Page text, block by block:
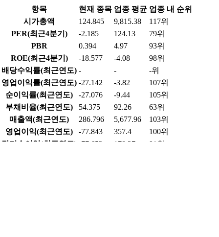
2026-07-14 1,852
0.00%
2026-07-13 1,961
0.00%
2026-07-10 1,698
0.00%
2026-07-09 1,677 0
0.00%
2026-07-08 1,673
0.00%
2026-07-07 1,748 0 0.00%
업종 내 비교
기계 업종(118개) 연간 기준
항목 현재 종목 업종 평균
업종 내 순위
시가총액
124.845 9,815.38
117위
PER(최근4분기)
-2.185 124.13
79위